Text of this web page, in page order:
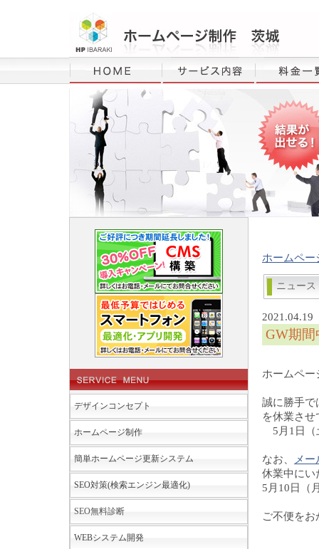
デザインコンセプト
ホームページ制作
簡単ホームページ更新システム
SEO対策(検索エンジン最適化)
SEO無料診断
WEBシステム開発
ホームペー
ニュー
2021.04.19
GW期
ホームペ
誠に勝手で
を休業さ
5月1日（
なお、
メ
休業中にい
5月10日（
ご不便を